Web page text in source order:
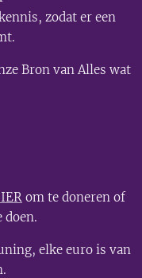
zodat er een
Bron van Alles wat
om te doneren of
doen.
elke euro is van